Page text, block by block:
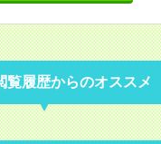
覧履歴からのオススメ